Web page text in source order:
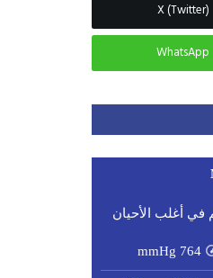
X (Twitter)
WhatsApp
في أغلب الأحيان
764
mmHg